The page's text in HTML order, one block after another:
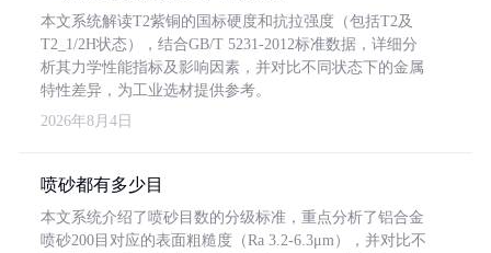
本文系统解读T2紫铜的国标硬度和抗拉强度（包括T2及
T2_1/2H状态），结合GB/T 5231-2012标准数据，详细分
析其力学性能指标及影响因素，并对比不同状态下的金属
特性差异，为工业选材提供参考。
2026年8月4日
喷砂都有多少目
本文系统介绍了喷砂目数的分级标准，重点分析了铝合金
喷砂200目对应的表面粗糙度（Ra 3.2-6.3μm），并对比不